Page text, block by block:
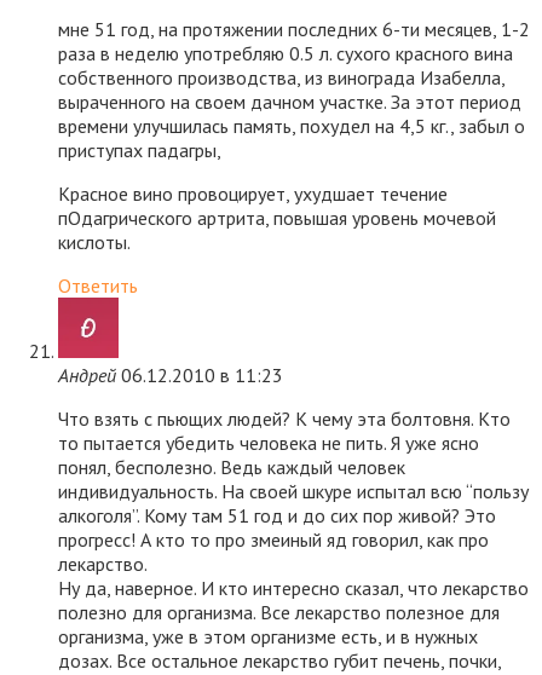
мне 51 год, на протяжении последних 6-ти месяцев, 1-2
раза в неделю употребляю 0.5 л. сухого красного вина
собственного производства, из винограда Изабелла,
выраченного на своем дачном участке. За этот период
времени улучшилась память, похудел на 4,5 кг., забыл о
приступах падагры,
Красное вино провоцирует, ухудшает течение
пОдагрического артрита, повышая уровень мочевой
кислоты.
Ответить
Андрей 06.12.2010 в 11:23
Что взять с пьющих людей? К чему эта болтовня. Кто
то пытается убедить человека не пить. Я уже ясно
понял, бесполезно. Ведь каждый человек
индивидуальность. На своей шкуре испытал всю “пользу
алкоголя”. Кому там 51 год и до сих пор живой? Это
прогресс! А кто то про змеиный яд говорил, как про
лекарство.
Ну да, наверное. И кто интересно сказал, что лекарство
полезно для организма. Все лекарство полезное для
организма, уже в этом организме есть, и в нужных
дозах. Все остальное лекарство губит печень, почки,